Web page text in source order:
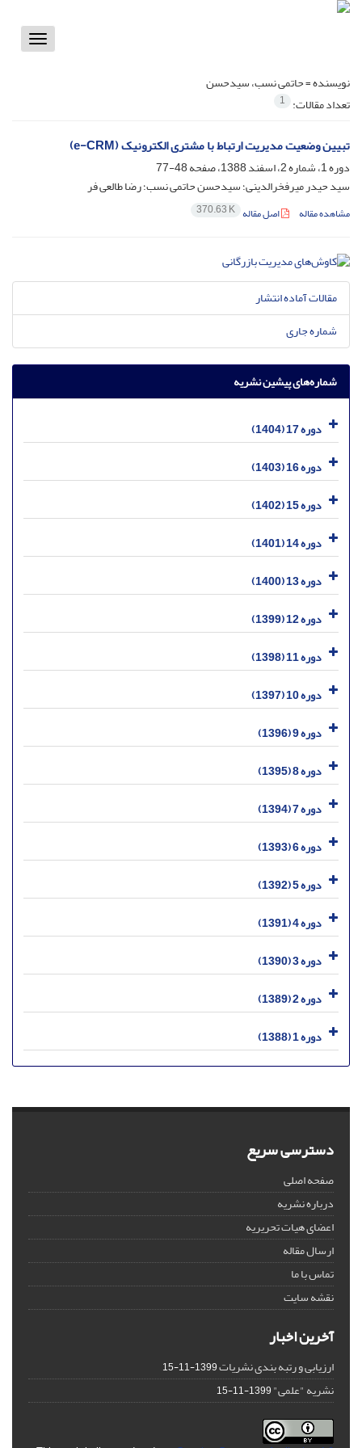
Toggle
نویسنده =حاتمی نسب، سیدحسن
تعداد مقالات: 1
تبیین وضعیت مدیریت ارتباط با مشتری الکترونیک (e-CRM)
دوره 1، شماره 2، اسفند 1388، صفحه
48-77
سید حیدر میرفخرالدینی؛ سیدحسن حاتمی نسب؛ رضا طالعی فر
مشاهده مقاله اصل مقاله 370.63 K
مقالات آماده انتشار
شماره جاری
شماره‌های پیشین نشریه
دوره 17 (1404)
دوره 16 (1403)
دوره 15 (1402)
دوره 14 (1401)
دوره 13 (1400)
دوره 12 (1399)
دوره 11 (1398)
دوره 10 (1397)
دوره 9 (1396)
دوره 8 (1395)
دوره 7 (1394)
دوره 6 (1393)
دوره 5 (1392)
دوره 4 (1391)
دوره 3 (1390)
دوره 2 (1389)
دوره 1 (1388)
دسترسی سریع
صفحه اصلی
درباره نشریه
اعضای هیات تحریریه
ارسال مقاله
تماس با ما
نقشه سایت
آخرین اخبار
ارزیابی و رتبه بندی نشریات1399-11-15
نشریه "علمی"1399-11-15